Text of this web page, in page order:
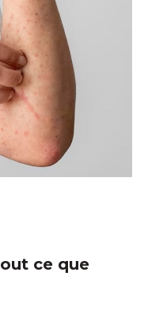
ce que